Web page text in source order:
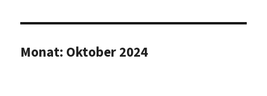
Monat: Oktober 2024